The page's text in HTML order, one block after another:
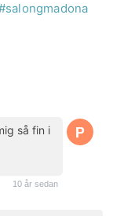
så fin i
10 år sedan